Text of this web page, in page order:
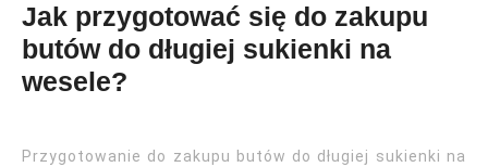
Jak przygotować się do zakupu
butów do długiej sukienki na
wesele?
Przygotowanie do zakupu butów do długiej sukienki na